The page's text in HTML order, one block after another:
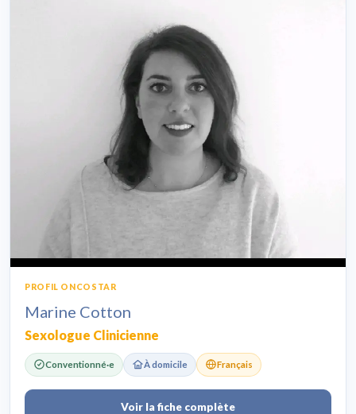
PROFIL ONCOSTAR
Marine Cotton
Sexologue Clinicienne
Conventionné·e À domicile Français
Voir la fiche complète